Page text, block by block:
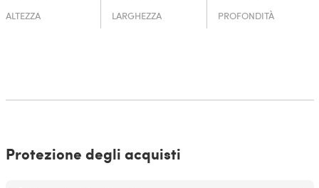
ALTEZZA LARGHEZZA PROFONDITÀ
Protezione degli acquisti